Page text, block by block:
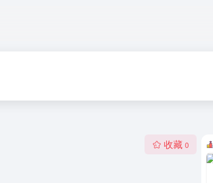
收藏 0